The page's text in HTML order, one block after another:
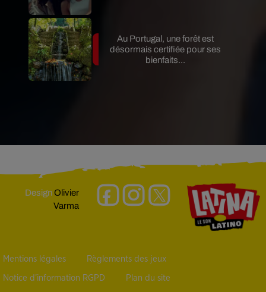
Au Portugal, une forêt est
désormais certifiée pour ses
bienfaits...
DesignOlivier
Varma
Mentions légales Règlements des jeux
Notice d’information RGPD Plan du site